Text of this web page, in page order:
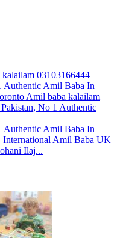
03103166444
Authentic Amil Baba In
Amil baba kalailam
No 1 Authentic
Authentic Amil Baba In
International Amil Baba UK
Ilaj...